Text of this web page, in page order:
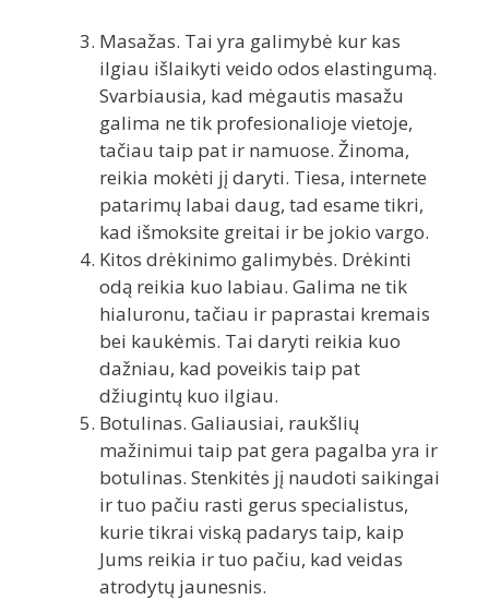
Masažas. Tai yra galimybė kur kas
ilgiau išlaikyti veido odos elastingumą.
Svarbiausia, kad mėgautis masažu
galima ne tik profesionalioje vietoje,
tačiau taip pat ir namuose. Žinoma,
reikia mokėti jį daryti. Tiesa, internete
patarimų labai daug, tad esame tikri,
kad išmoksite greitai ir be jokio vargo.
Kitos drėkinimo galimybės. Drėkinti
odą reikia kuo labiau. Galima ne tik
hialuronu, tačiau ir paprastai kremais
bei kaukėmis. Tai daryti reikia kuo
dažniau, kad poveikis taip pat
džiugintų kuo ilgiau.
Botulinas. Galiausiai, raukšlių
mažinimui taip pat gera pagalba yra ir
botulinas. Stenkitės jį naudoti saikingai
ir tuo pačiu rasti gerus specialistus,
kurie tikrai viską padarys taip, kaip
Jums reikia ir tuo pačiu, kad veidas
atrodytų jaunesnis.